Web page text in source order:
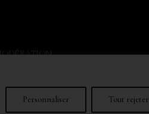
Personnaliser Tout rejeter
IN MODERATION.